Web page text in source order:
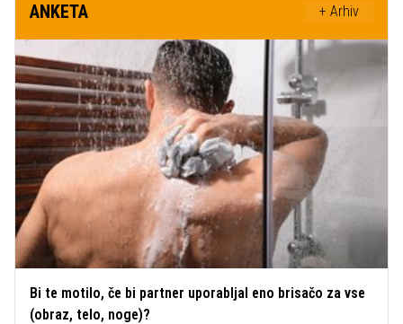
ANKETA + Arhiv
Bi te motilo, če bi partner uporabljal eno brisačo za vse
(obraz, telo, noge)?